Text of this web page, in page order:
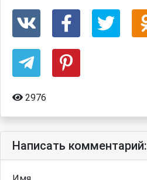
2976
Написать комментарий: